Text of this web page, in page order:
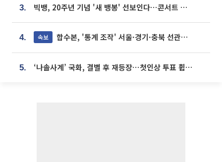
3. 빅뱅, 20주년 기념 '새 뱅봉' 선보인다⋯콘서트 앞두고 팝업 개최
4. 속보 합수본, '통계 조작' 서울·경기·충북 선관위 등 추가 압수수색
5. ‘나솔사계’ 국화, 결별 후 재등장⋯첫인상 투표 휩쓸고 ‘인기녀’ 등극